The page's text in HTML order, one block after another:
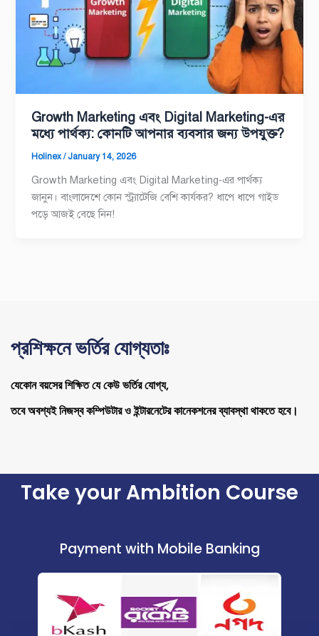
Growth Marketing এবং Digital Marketing-এর
মধ্যে পার্থক্য: কোনটি আপনার ব্যবসার জন্য উপযুক্ত?
Holinex/ January 14, 2026
Growth Marketing এবং Digital Marketing-এর পার্থক্য
জানুন। বাংলাদেশে কোন স্ট্র্যাটেজি বেশি কার্যকর? ধাপে ধাপে গাইড
পড়ে আজই বেছে নিন!
প্রশিক্ষনে ভর্তির যোগ্যতাঃ
যেকোন বয়সের শিক্ষিত যে কেউ ভর্তির যোগ্য,
তবে অবশ্যই নিজস্ব কম্পিউটার ও ইন্টারনেটের কানেকশনের ব্যাবস্থা থাকতে হবে।
Take your Ambition Course
Payment with Mobile Banking